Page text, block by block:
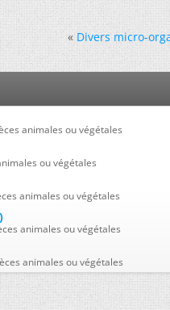
« Divers micro-
animales ou végétales
ou végétales
animales ou végétales
animales ou végétales
animales ou végétales